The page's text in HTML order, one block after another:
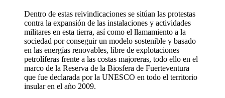
Dentro de estas reivindicaciones se sitúan las protestas
contra la expansión de las instalaciones y actividades
militares en esta tierra, así como el llamamiento a la
sociedad por conseguir un modelo sostenible y basado
en las energías renovables, libre de explotaciones
petrolíferas frente a las costas majoreras, todo ello en el
marco de la Reserva de la Biosfera de Fuerteventura
que fue declarada por la UNESCO en todo el territorio
insular en el año 2009.